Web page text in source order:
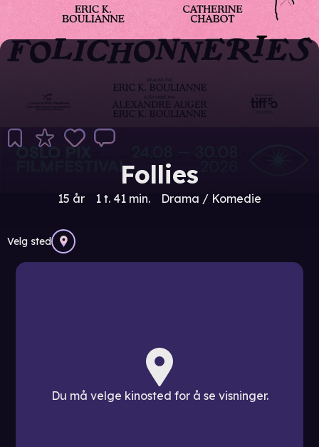
Follies
15 år 1 t. 41 min. Drama / Komedie
Velg sted
Du må velge kinosted for å se visninger.